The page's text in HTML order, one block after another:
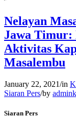
Nelayan
Jawa Timur:
Aktivitas
Masalembu
January 22, 2021/in
Siaran Pers/by
Siaran Pers